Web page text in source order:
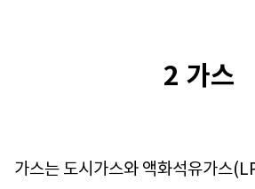
2 가스
가스는 도시가스와 액화석유가스